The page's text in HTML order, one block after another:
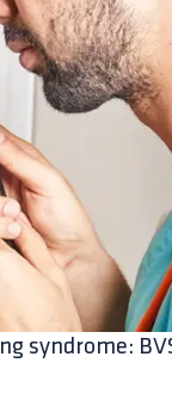
syndrome: